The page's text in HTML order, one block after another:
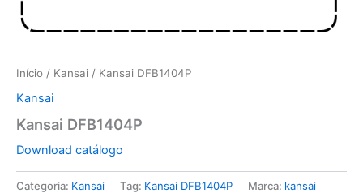
Início / Kansai / Kansai DFB1404P
Kansai
Kansai DFB1404P
Download catálogo
Categoria: Kansai Tag: Kansai DFB1404P Marca: kansai